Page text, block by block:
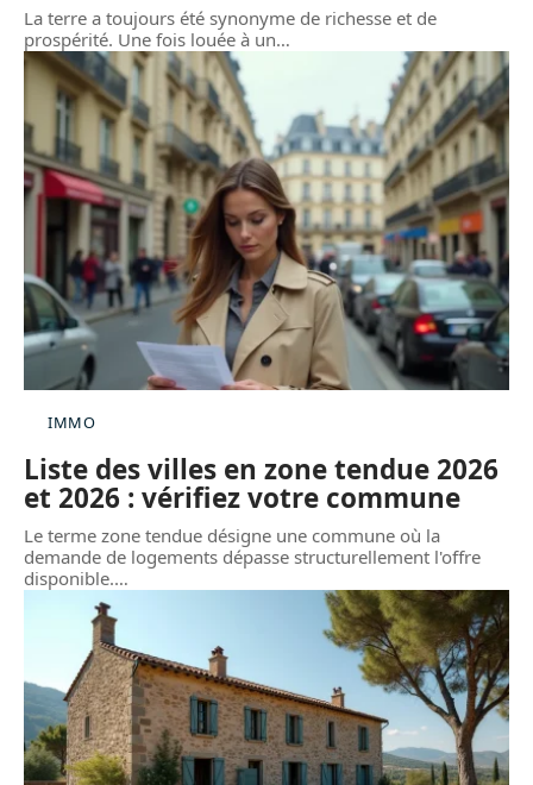
La terre a toujours été synonyme de richesse et de
prospérité. Une fois louée à un…
IMMO
Liste des villes en zone tendue 2026
et 2026 : vérifiez votre commune
Le terme zone tendue désigne une commune où la
demande de logements dépasse structurellement l'offre
disponible.…